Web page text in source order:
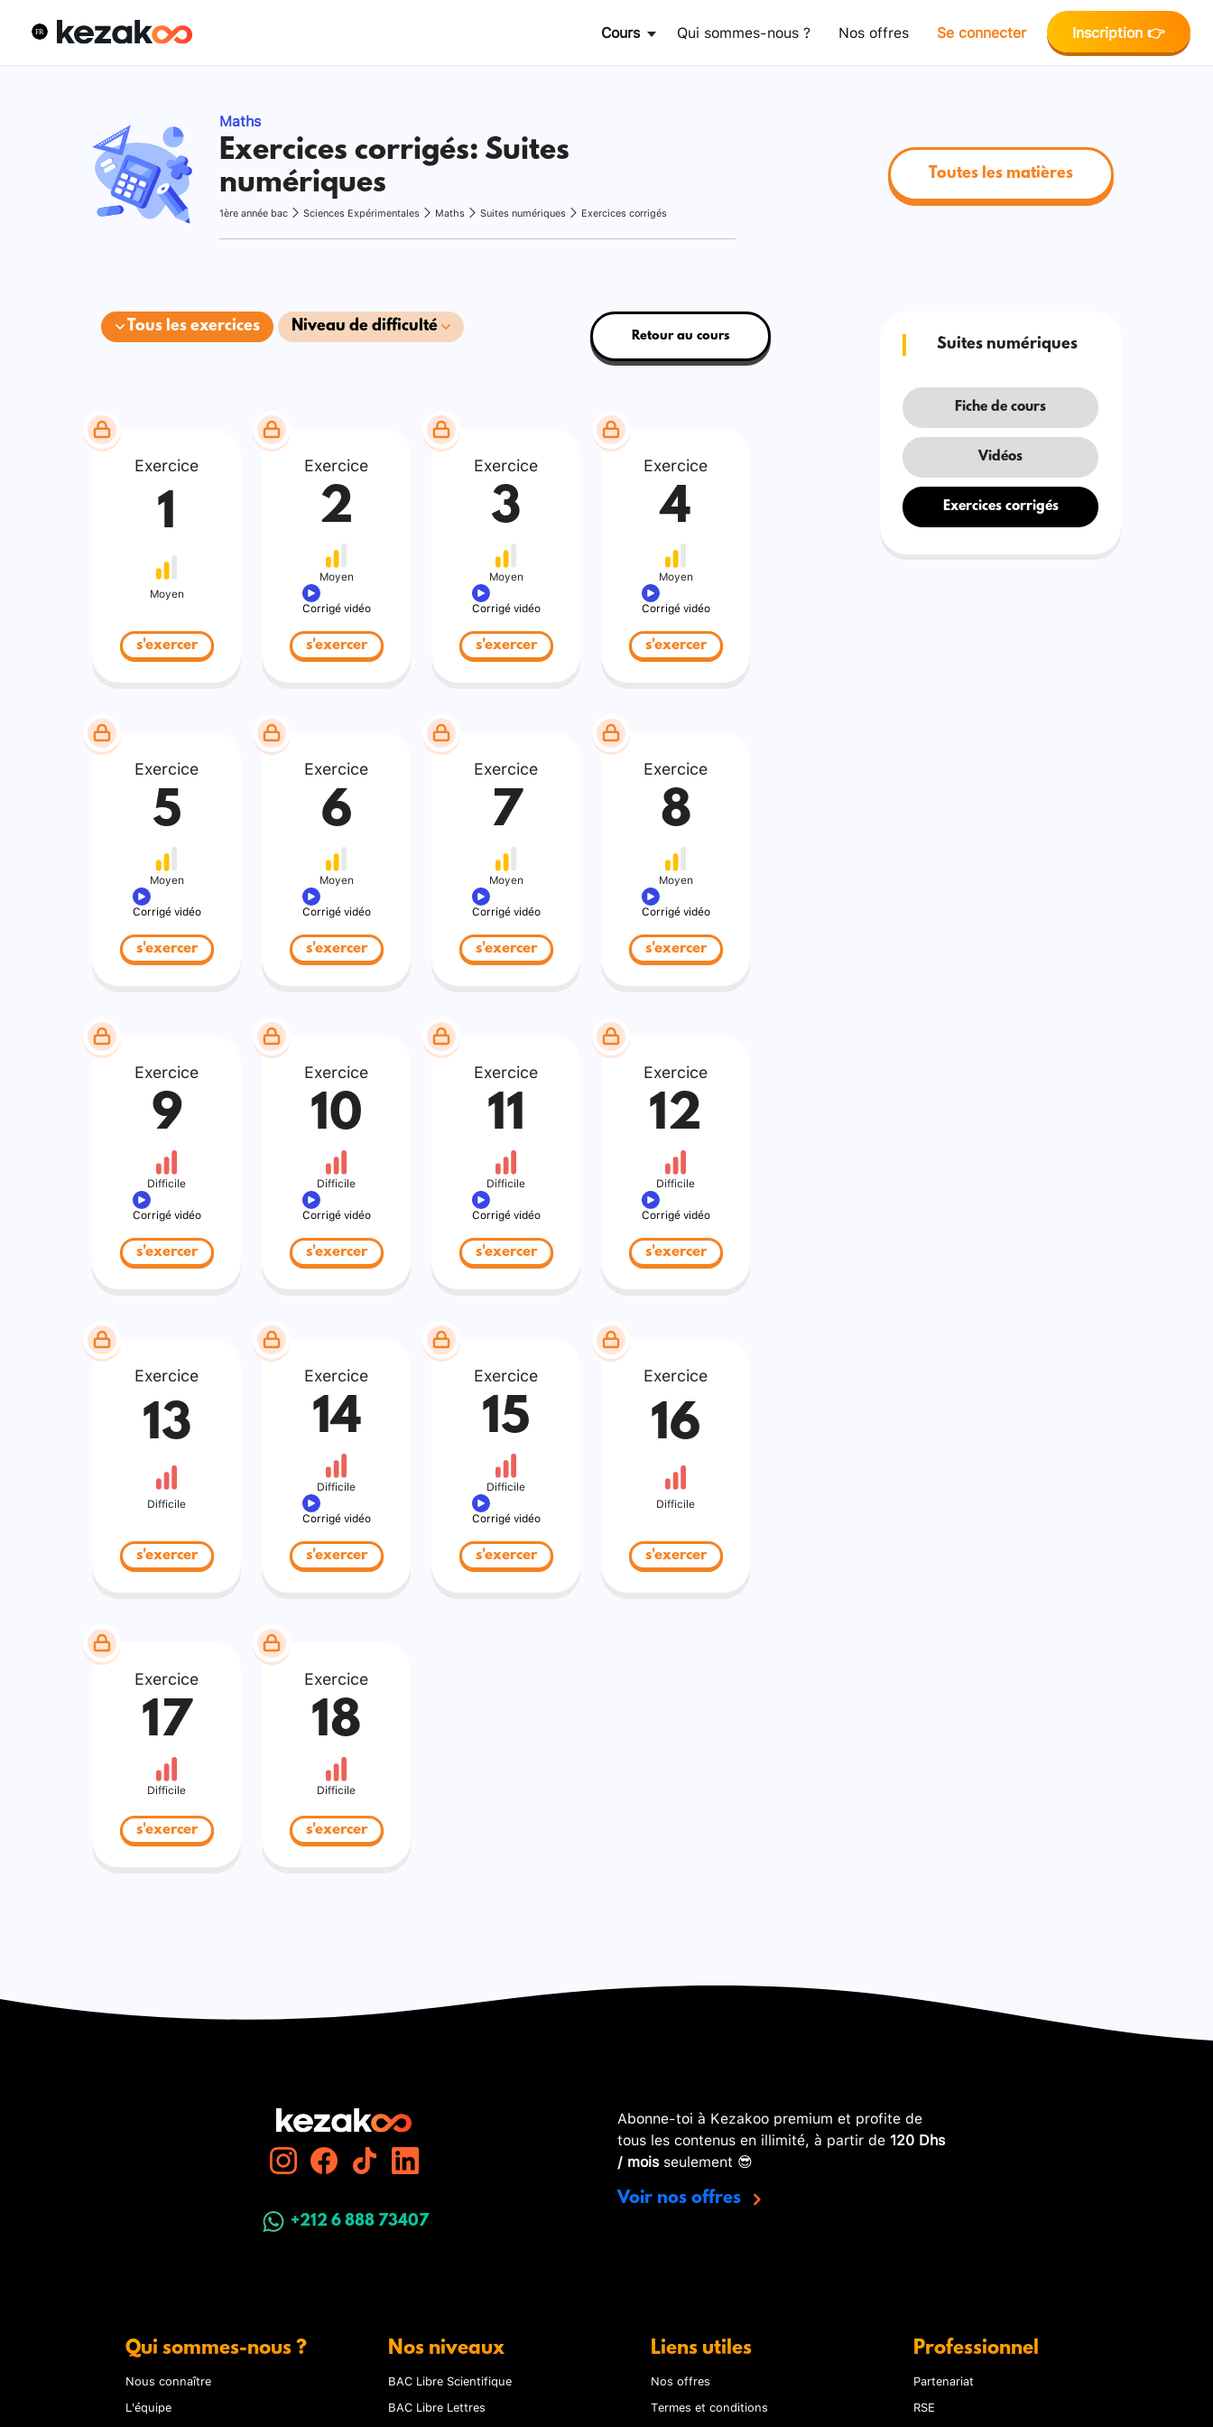
Cours Qui sommes-nous ? Nos offres Se connecter Inscription 👉
Maths
Exercices corrigés: Suites
numériques
1ère année bac Sciences Expérimentales Maths Suites numériques Exercices corrigés
Toutes les matières
Tous les exercices Niveau de difficulté
Retour au cours
Exercice
1
Moyen
s'exercer
Exercice
2
Moyen
Corrigé vidéo
s'exercer
Exercice
3
Moyen
Corrigé vidéo
s'exercer
Exercice
4
Moyen
Corrigé vidéo
s'exercer
Exercice
5
Moyen
Corrigé vidéo
s'exercer
Exercice
6
Moyen
Corrigé vidéo
s'exercer
Exercice
7
Moyen
Corrigé vidéo
s'exercer
Exercice
8
Moyen
Corrigé vidéo
s'exercer
Exercice
9
Difficile
Corrigé vidéo
s'exercer
Exercice
10
Difficile
Corrigé vidéo
s'exercer
Exercice
11
Difficile
Corrigé vidéo
s'exercer
Exercice
12
Difficile
Corrigé vidéo
s'exercer
Exercice
13
Difficile
s'exercer
Exercice
14
Difficile
Corrigé vidéo
s'exercer
Exercice
15
Difficile
Corrigé vidéo
s'exercer
Exercice
16
Difficile
s'exercer
Exercice
17
Difficile
s'exercer
Exercice
18
Difficile
s'exercer
Suites numériques
Fiche de cours
Vidéos
Exercices corrigés
+212 6 888 73407
Abonne-toi à Kezakoo premium et profite de
tous les contenus en illimité, à partir de 120 Dhs
/ moisseulement 😎
Voir nos offres
Qui sommes-nous ?
Nous connaître
L'équipe
Nos niveaux
BAC Libre Scientifique
BAC Libre Lettres
Liens utiles
Nos offres
Termes et conditions
Professionnel
Partenariat
RSE